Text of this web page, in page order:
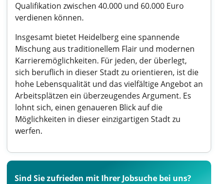
Qualifikation zwischen 40.000 und 60.000 Euro
verdienen können.
Insgesamt bietet Heidelberg eine spannende
Mischung aus traditionellem Flair und modernen
Karrieremöglichkeiten. Für jeden, der überlegt,
sich beruflich in dieser Stadt zu orientieren, ist die
hohe Lebensqualität und das vielfältige Angebot an
Arbeitsplätzen ein überzeugendes Argument. Es
lohnt sich, einen genaueren Blick auf die
Möglichkeiten in dieser einzigartigen Stadt zu
werfen.
Sind Sie zufrieden mit Ihrer Jobsuche bei uns?